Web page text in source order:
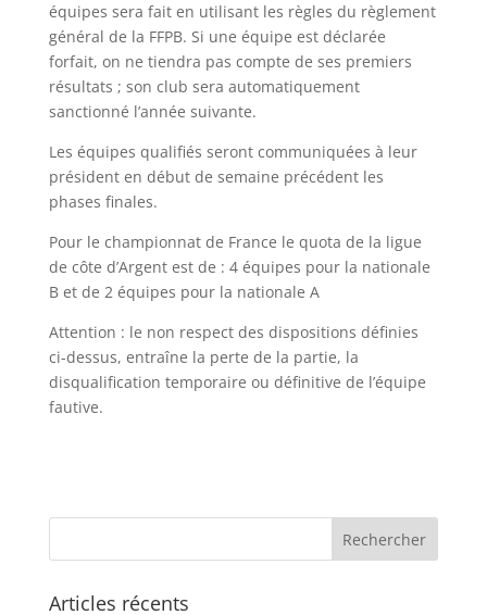
équipes sera fait en utilisant les règles du règlement
général de la FFPB. Si une équipe est déclarée
forfait, on ne tiendra pas compte de ses premiers
résultats ; son club sera automatiquement
sanctionné l’année suivante.
Les équipes qualifiés seront communiquées à leur
président en début de semaine précédent les
phases finales.
Pour le championnat de France le quota de la ligue
de côte d’Argent est de : 4 équipes pour la nationale
B et de 2 équipes pour la nationale A
Attention : le non respect des dispositions définies
ci-dessus, entraîne la perte de la partie, la
disqualification temporaire ou définitive de l’équipe
fautive.
Articles récents